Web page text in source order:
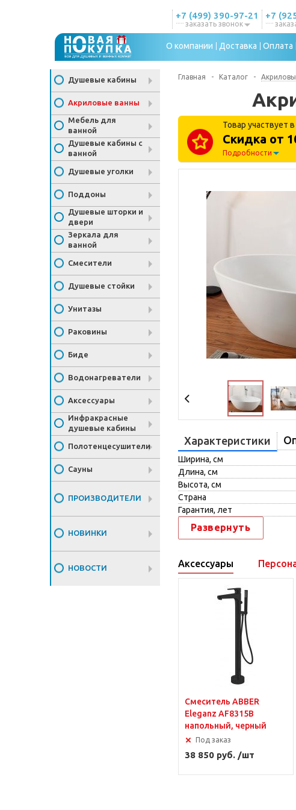
+7 (499) 390-97-21
заказать звонок
+7
О компании Доставка Оплата
Душевые кабины
Акриловые ванны
Мебель для
ванной
Душевые кабины с
ванной
Душевые уголки
Поддоны
Душевые шторки и
двери
Зеркала для
ванной
Смесители
Душевые стойки
Унитазы
Раковины
Биде
Водонагреватели
Аксессуары
Инфракрасные
душевые кабины
Полотенцесушители
Сауны
ПРОИЗВОДИТЕЛИ
НОВИНКИ
НОВОСТИ
Главная - Каталог -
Товар участвует
Скидка от
Подробности
Характеристики
Ширина, см
Длина, см
Высота, см
Страна
Гарантия, лет
Развернуть
Аксессуары
Смеситель ABBER
Eleganz AF8315B
напольный, черный
Под заказ
38 850 руб. /шт